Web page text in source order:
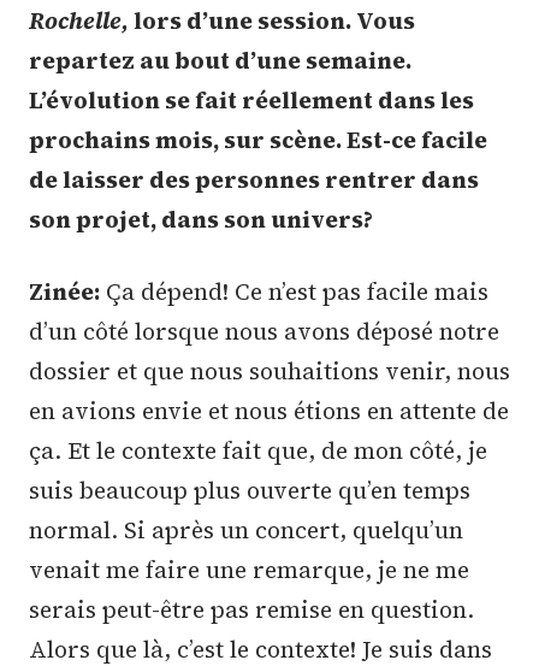
Rochelle, lors d’une session. Vous
repartez au bout d’une semaine.
L’évolution se fait réellement dans les
prochains mois, sur scène. Est-ce facile
de laisser des personnes rentrer dans
son projet, dans son univers?
Zinée: Ça dépend! Ce n’est pas facile mais
d’un côté lorsque nous avons déposé notre
dossier et que nous souhaitions venir, nous
en avions envie et nous étions en attente de
ça. Et le contexte fait que, de mon côté, je
suis beaucoup plus ouverte qu’en temps
normal. Si après un concert, quelqu’un
venait me faire une remarque, je ne me
serais peut-être pas remise en question.
Alors que là, c’est le contexte! Je suis dans